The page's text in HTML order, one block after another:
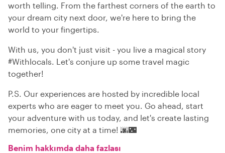
worth telling. From the farthest corners of the earth to
your dream city next door, we're here to bring the
world to your fingertips.
With us, you don't just visit - you live a magical story
#Withlocals. Let's conjure up some travel magic
together!
P.S. Our experiences are hosted by incredible local
experts who are eager to meet you. Go ahead, start
your adventure with us today, and let's create lasting
memories, one city at a time! 🌆🌃
Benim hakkımda daha fazlası